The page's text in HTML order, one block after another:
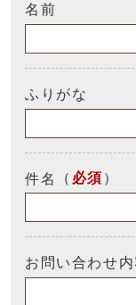
名前
ふりがな
件名 （ 必須 ）
お問い合わせ内